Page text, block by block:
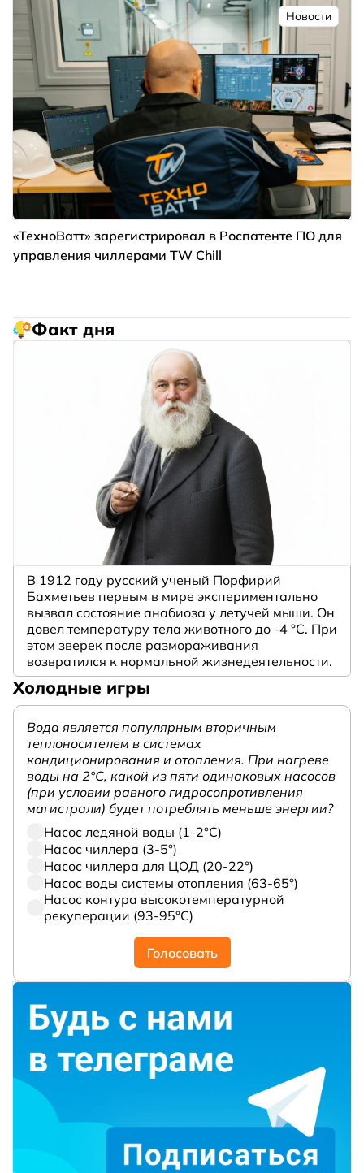
Новости
«ТехноВатт» зарегистрировал в Роспатенте ПО для
управления чиллерами TW Chill
Факт дня
В 1912 году русский ученый Порфирий
Бахметьев первым в мире экспериментально
вызвал состояние анабиоза у летучей мыши. Он
довел температуру тела животного до -4 °C. При
этом зверек после размораживания
возвратился к нормальной жизнедеятельности.
Холодные игры
Вода является популярным вторичным
теплоносителем в системах
кондиционирования и отопления. При нагреве
воды на 2°С, какой из пяти одинаковых насосов
(при условии равного гидросопротивления
магистрали) будет потреблять меньше энергии?
Насос ледяной воды (1-2°С)
Насос чиллера (3-5°)
Насос чиллера для ЦОД (20-22°)
Насос воды системы отопления (63-65°)
Насос контура высокотемпературной
рекуперации (93-95°С)
Голосовать